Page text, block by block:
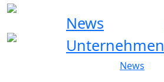
News
Unternehmen
News